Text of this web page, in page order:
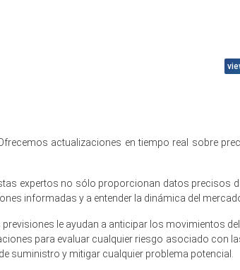
aumentó los costos desembarcados.
los gastos de alúmina y energía.
de bebidas y envolventes de vehículos
recargos por riesgos de guerra y retrasos en el
chinas redujeron las tasas de operación.
actualizaciones en tiempo real sobre
expertos no sólo proporcionan datos precisos
informadas y a entender la dinámica del
le ayudan a anticipar los movimientos
para evaluar cualquier riesgo asociado con
suministro y mitigar cualquier problema potencial.